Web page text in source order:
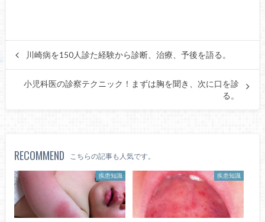
川崎病を150人診た経験から診断、治療、予後を語る。
小児科医の診察テクニック！まずは胸を聞き、次に口を診
る。
RECOMMEND こちらの記事も人気です。
疾患知識 疾患知識